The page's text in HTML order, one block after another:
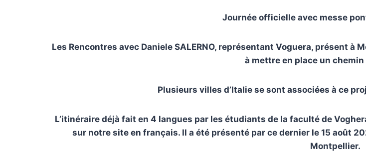
Journée officielle avec messe
Les Rencontres avec Daniele SALERNO, représentant Voguera, présent
à mettre en place un chemin
Plusieurs villes d’Italie se sont associées à ce
L’itinéraire déjà fait en 4 langues par les étudiants de la faculté de
sur notre site en français. Il a été présenté par ce dernier le 15 août
Montpellier.